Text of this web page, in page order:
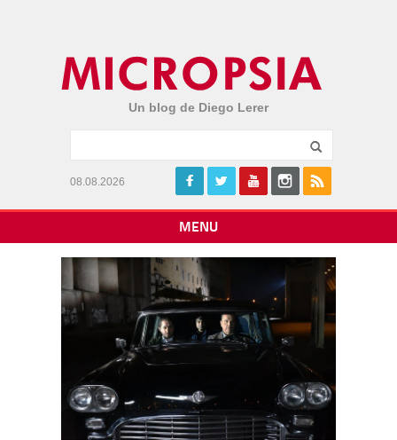
Un blog de Diego Lerer
08.08.2026
MENU